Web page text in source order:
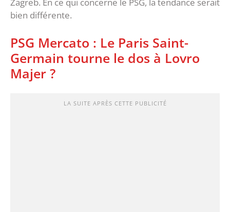
Zagreb. En ce qui concerne le PSG, la tendance serait
bien différente.
PSG Mercato : Le Paris Saint-
Germain tourne le dos à Lovro
Majer ?
LA SUITE APRÈS CETTE PUBLICITÉ